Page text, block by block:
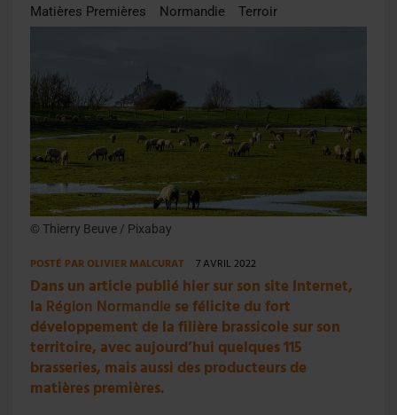
Matières Premières
Normandie Terroir
© Thierry Beuve / Pixabay
POSTÉ PAROLIVIER MALCURAT 7 AVRIL 2022
Dans un article publié hier sur son site Internet,
la Région Normandie se félicite du fort
développement de la filière brassicole sur son
territoire, avec aujourd’hui quelques 115
brasseries, mais aussi des producteurs de
matières premières.